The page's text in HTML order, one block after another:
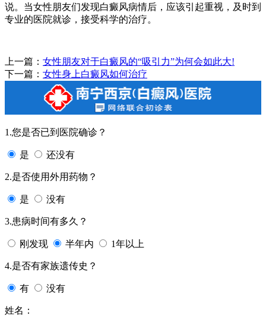
说。当女性朋友们发现白癜风病情后，应该引起重视，及时到
专业的医院就诊，接受科学的治疗。
上一篇： 女性朋友对于白癜风的“吸引力”为何会如此大!
下一篇： 女性身上白癜风如何治疗
1.您是否已到医院确诊？
是 还没有
2.是否使用外用药物？
是 没有
3.患病时间有多久？
刚发现 半年内 1年以上
4.是否有家族遗传史？
有 没有
姓名：